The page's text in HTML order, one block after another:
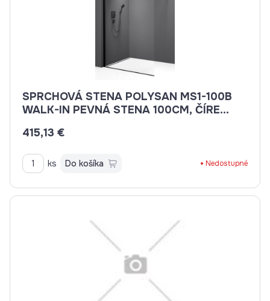
SPRCHOVÁ STENA POLYSAN MS1-100B
WALK-IN PEVNÁ STENA 100CM, ČÍRE
415,13 €
ks Do košíka Nedostupné